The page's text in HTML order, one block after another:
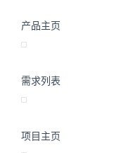
产品主页
需求列表
项目主页